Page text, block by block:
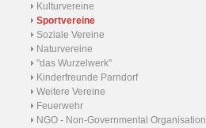
Kulturvereine
Sportvereine
Soziale Vereine
Naturvereine
"das Wurzelwerk"
Kinderfreunde Parndorf
Weitere Vereine
Feuerwehr
NGO - Non-Governmental Organisation